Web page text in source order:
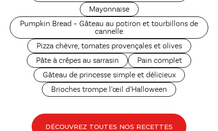
Mayonnaise
Pumpkin Bread – Gâteau au potiron et tourbillons de
cannelle
Pizza chèvre, tomates provençales et olives
Pâte à crêpes au sarrasin
Pain complet
Gâteau de princesse simple et délicieux
Brioches trompe l’œil d’Halloween
DÉCOUVREZ TOUTES NOS RECETTES